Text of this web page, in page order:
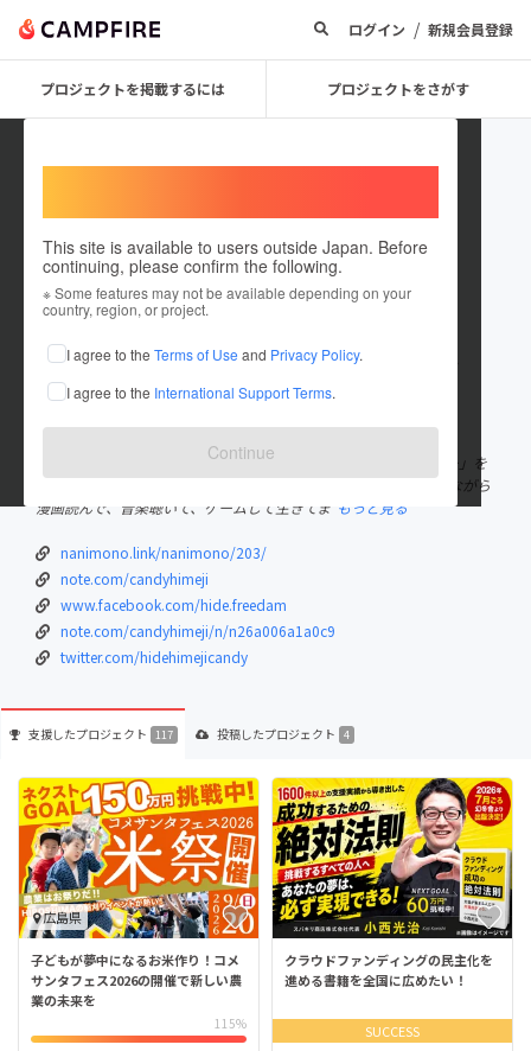
ログイン / 新規会員登録
プロジェクトを掲載するには プロジェクトをさがす
This site is available to users outside Japan. Before
continuing, please confirm the following.
※ Some features may not be available depending on your
country, region, or project.
I agree to the Terms of Use and Privacy Policy.
I agree to the International Support Terms.
Continue
kitchen11hide
これまでに117回支援して4件のプロジェクトを投稿しています
在住国：日本 現在地：兵庫県
出身国：日本 出身地：愛媛県
"絶望と共にenjoy"という理念の元 オンラインサロン「シェルター」を
運営したり、"レンタルなんもやる気ない人"として活動したりしながら
漫画読んで、音楽聴いて、ゲームして生きてま もっと見る
nanimono.link/nanimono/203/
note.com/candyhimeji
www.facebook.com/hide.freedam
note.com/candyhimeji/n/n26a006a1a0c9
twitter.com/hidehimejicandy
支援したプロジェクト 117 投稿したプロジェクト 4
広島県
子どもが夢中になるお米作り！コメ
サンタフェス2026の開催で新しい農
業の未来を
115%
クラウドファンディングの民主化を
進める書籍を全国に広めたい！
SUCCESS